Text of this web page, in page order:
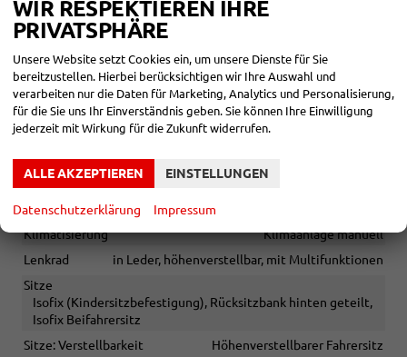
Sonstiges
Irrtümer vorbehalten
Herstellergarantie ab Hersteller-Übergabeinspektion um
weitere 2 Jahre bei einer maximalen Gesamtlaufleistung
von 120.000 km
INNEN
Gepäckraumabtrennung
Klimatisierung
Klimaanlage manuell
Lenkrad
in Leder, höhenverstellbar, mit Multifunktionen
Sitze
Isofix (Kindersitzbefestigung), Rücksitzbank hinten geteilt,
Isofix Beifahrersitz
Sitze: Verstellbarkeit
Höhenverstellbarer Fahrersitz
WIR RESPEKTIEREN IHRE
PRIVATSPHÄRE
Unsere Website setzt Cookies ein, um unsere Dienste für Sie
bereitzustellen. Hierbei berücksichtigen wir Ihre Auswahl und
verarbeiten nur die Daten für Marketing, Analytics und Personalisierung,
für die Sie uns Ihr Einverständnis geben. Sie können Ihre Einwilligung
jederzeit mit Wirkung für die Zukunft widerrufen.
ALLE AKZEPTIEREN EINSTELLUNGEN
Datenschutzerklärung Impressum